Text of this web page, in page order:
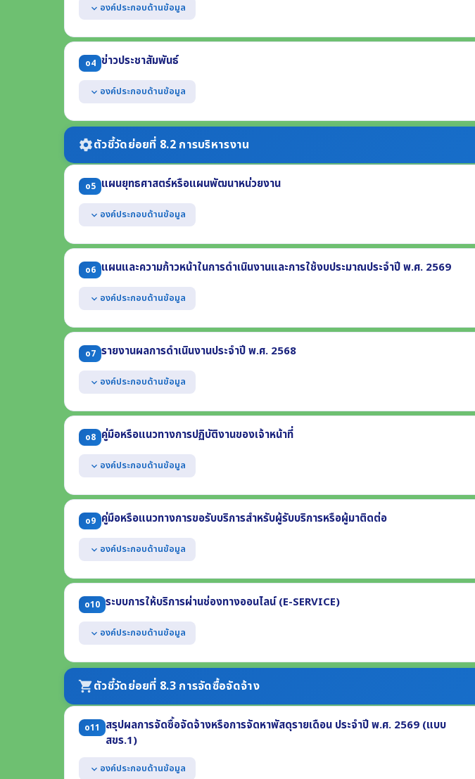
expand_more องค์ประกอบด้านข้อมูล
แสดงข้อมูลการติดต่อของหน่วยงาน อย่างน้อยประกอบด้วย
(1) ที่อยู่สำนักงาน (2) หมายเลขโทรศัพท์ (3) หมายเลขโทรสาร
(4) ที่อยู่ไปรษณีย์อิเล็กทรอนิกส์ (5) แผนที่ตั้ง
แสดงช่องทางการสอบถามข้อมูลออนไลน์ของหน่วยงาน
o4 ข่าวประชาสัมพันธ์
expand_more องค์ประกอบด้านข้อมูล
แสดงข้อมูลข่าวสารต่างๆ ที่เกี่ยวข้องกับการดำเนินงานตามอำนาจหน้าที่หรือภารกิจของหน่วยงาน
เป็นข้อมูลข่าวสารที่เกิดขึ้นในปี พ.ศ. 2569
settingsตัวชี้วัดย่อยที่ 8.2 การบริหารงาน
o5 แผนยุทธศาสตร์หรือแผนพัฒนาหน่วยงาน
expand_more องค์ประกอบด้านข้อมูล
แสดงแผนการดำเนินภารกิจของหน่วยงานที่มีระยะเวลามากกว่า 1 ปี อย่างน้อยประกอบด้วย
(1) ยุทธศาสตร์หรือแนวทาง (2) เป้าหมาย (3) ตัวชี้วัด
มีระยะเวลาบังคับใช้ครอบคลุมปี พ.ศ. 2569
o6 แผนและความก้าวหน้าในการดำเนินงานและการใช้งบประมาณประจำปี พ.ศ. 2569
expand_more องค์ประกอบด้านข้อมูล
แสดงแผนการดำเนินงานตามภารกิจของหน่วยงาน ประจำปี พ.ศ. 2569 อย่างน้อยประกอบด้วย
(1) โครงการหรือกิจกรรม (2) งบประมาณแต่ละโครงการ (3) ระยะเวลาดำเนินการ
แสดงผลความก้าวหน้าในการดำเนินงาน ข้อมูล ณ วันที่ 31 มีนาคม 2569 อย่างน้อยประกอบด้วย
(1) ความก้าวหน้าการดำเนินการแต่ละโครงการ (2) ร้อยละของการใช้จ่ายงบประมาณ
o7 รายงานผลการดำเนินงานประจำปี พ.ศ. 2568
expand_more องค์ประกอบด้านข้อมูล
แสดงผลการดำเนินงานตามแผนดำเนินงาน ประจำปีงบประมาณ 2568 โดยมีรายละเอียดอย่างน้อย
ประกอบด้วย
(1) ผลการดำเนินงานของแต่ละโครงการหรือกิจกรรม
(2) งบประมาณที่ได้รับจัดสรรแต่ละโครงการหรือกิจกรรม
(3) ผลการใช้จ่ายงบประมาณที่ใช้ดำเนินงานแต่ละโครงการหรือกิจกรรม
o8 คู่มือหรือแนวทางการปฏิบัติงานของเจ้าหน้าที่
expand_more องค์ประกอบด้านข้อมูล
แสดงคู่มือหรือแนวทางการปฏิบัติงานที่เจ้าหน้าที่ของหน่วยงานใช้ยึดถือปฏิบัติให้เป็นมาตรฐานเดียวกัน
อย่างน้อย 3 งาน อย่างน้อยประกอบด้วย
(1) ชื่องาน (2) วิธีการขั้นตอนการปฏิบัติงาน
(3) ระยะเวลาที่ใช้ในการปฏิบัติงาน (4) กฎหมายที่เกี่ยวข้อง
o9 คู่มือหรือแนวทางการขอรับบริการสำหรับผู้รับบริการหรือผู้มาติดต่อ
expand_more องค์ประกอบด้านข้อมูล
แสดงคู่มือการขอรับบริการหรือแนวทางการปฏิบัติที่ผู้รับบริการหรือผู้มาติดต่อใช้เป็นข้อมูล อย่างน้อย 3
งาน อย่างน้อยประกอบด้วย
(1) ชื่องาน (2) วิธีการขั้นตอนการขอรับบริการ (3) ระยะเวลา
(4) ช่องทางให้บริการ (5) ค่าธรรมเนียม (6) เอกสารหลักฐานประกอบ
o10 ระบบการให้บริการผ่านช่องทางออนไลน์ (E-SERVICE)
expand_more องค์ประกอบด้านข้อมูล
แสดงช่องทางการให้บริการหรือธุรกรรมภาครัฐที่สอดคล้องกับภารกิจของหน่วยงานผ่านเครือข่าย
อินเทอร์เน็ต โดยผู้ขอรับบริการไม่จำเป็นต้องเดินทางมายังหน่วยงาน
สามารถเข้าถึงหรือเชื่อมโยงได้จากหน้าแรกของเว็บไซต์หลักของหน่วยงาน
shopping_cartตัวชี้วัดย่อยที่ 8.3 การจัดซื้อจัดจ้าง
o11
สรุปผลการจัดซื้อจัดจ้างหรือการจัดหาพัสดุรายเดือน ประจำปี พ.ศ. 2569 (แบบ
สขร.1)
expand_more องค์ประกอบด้านข้อมูล